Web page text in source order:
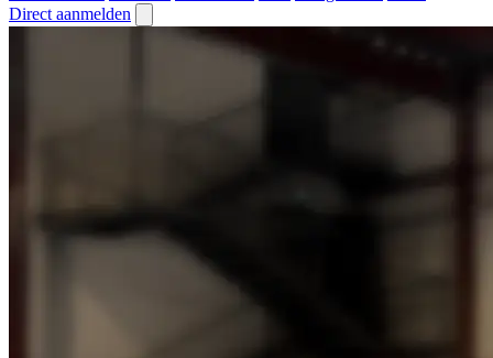
Direct aanmelden